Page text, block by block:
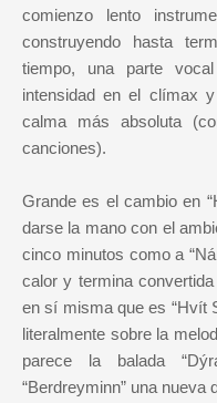
comienzo lento
construyendo hasta
tiempo, una parte
intensidad en el clímax
calma más absoluta
canciones).
Grande es el cambio en
darse la mano con el
cinco minutos como a
calor y termina
en sí misma que es “Hvít
literalmente sobre la
parece la balada
“Berdreyminn” una